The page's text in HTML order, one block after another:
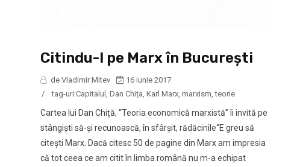
Citindu-l pe Marx în București
de Vladimir Mitev
16 iunie 2017
/
tag-uri:Capitalul Dan Chița Karl Marx marxism ,teorie
Cartea lui Dan Chiță, “Teoria economică marxistă” îi invită pe
stângiști să-și recunoască, în sfârșit, rădăcinile“E greu să
citești Marx. Dacă citesc 50 de pagine din Marx am impresia
că tot ceea ce am citit în limba română nu m-a echipat